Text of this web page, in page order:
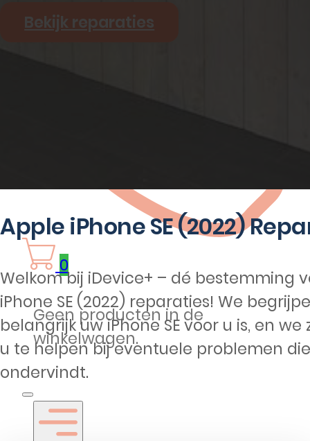
0
Geen producten in de
winkelwagen.
Bekijk reparaties
Apple iPhone SE (2022)
Welkom bij iDevice+ – dé bestemming
iPhone SE (2022) reparaties! We
belangrijk uw iPhone SE voor u is, en
u te helpen bij eventuele problemen
ondervindt.